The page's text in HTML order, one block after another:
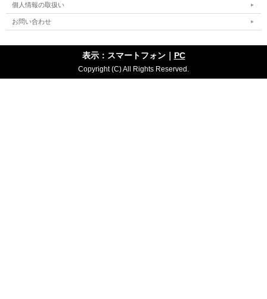
個人情報の取扱い
お問い合わせ
表示：スマートフォン｜ PC
Copyright (C) All Rights Reserved.